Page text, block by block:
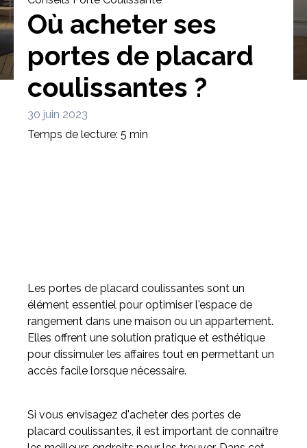
Inspirez-vous du catalogue
Personnalisez nos modèles pour créer le meuble qui vous
Bibliothèque Meuble tv
Meuble d'angle
Où acheter ses
portes de placard
coulissantes ?
30 juin 2023
Temps de lecture: 5 min
Les portes de placard coulissantes sont un
élément essentiel pour optimiser l'espace de
rangement dans une maison ou un appartement.
Elles offrent une solution pratique et esthétique
pour dissimuler les affaires tout en permettant un
accès facile lorsque nécessaire.
Si vous envisagez d'acheter des portes de
placard coulissantes, il est important de connaître